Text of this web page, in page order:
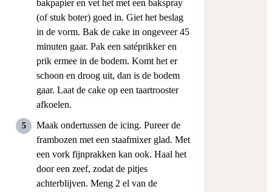
bakpapier en vet het met een bakspray
(of stuk boter) goed in. Giet het beslag
in de vorm. Bak de cake in ongeveer 45
minuten gaar. Pak een satéprikker en
prik ermee in de bodem. Komt het er
schoon en droog uit, dan is de bodem
gaar. Laat de cake op een taartrooster
afkoelen.
Maak ondertussen de icing. Pureer de
frambozen met een staafmixer glad. Met
een vork fijnprakken kan ook. Haal het
door een zeef, zodat de pitjes
achterblijven. Meng 2 el van de